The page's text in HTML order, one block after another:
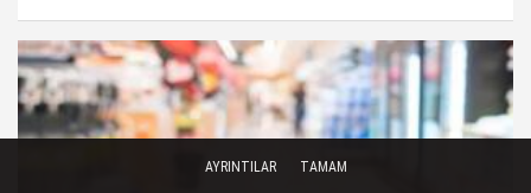
altın
AYRINTILAR TAMAM